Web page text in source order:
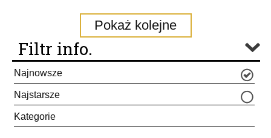
Pokaż kolejne
Filtr info.
Najnowsze
Najstarsze
Kategorie